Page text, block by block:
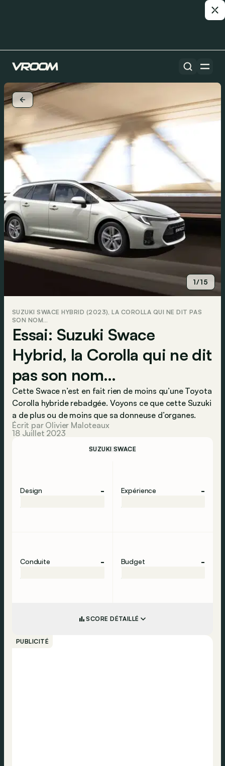
1/15
SUZUKI SWACE HYBRID (2023), LA COROLLA QUI NE DIT PAS
SON NOM…
Essai: Suzuki Swace
Hybrid, la Corolla qui ne dit
pas son nom…
Cette Swace n’est en fait rien de moins qu’une Toyota
Corolla hybride rebadgée. Voyons ce que cette Suzuki
a de plus ou de moins que sa donneuse d’organes.
Écrit par Olivier Maloteaux
18 Juillet 2023
SUZUKI SWACE
Design - Expérience -
Conduite - Budget -
SCORE DÉTAILLÉ
PUBLICITÉ